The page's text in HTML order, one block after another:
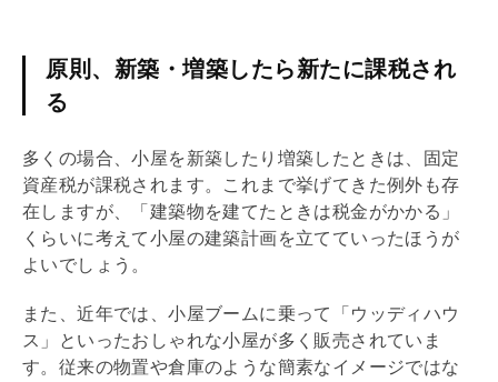
原則、新築・増築したら新たに課税され
る
多くの場合、小屋を新築したり増築したときは、
固定
資産税が課税されます。これまで挙げてきた例外も存
在しますが、「建築物を建てたときは税金がかかる」
くらいに考えて小屋の建築計画を立てていったほうが
よいでしょう。
また、近年では、小屋ブームに乗って「ウッディハウ
ス」といったおしゃれな小屋が多く販売されていま
す。従来の物置や倉庫のような簡素なイメージではな